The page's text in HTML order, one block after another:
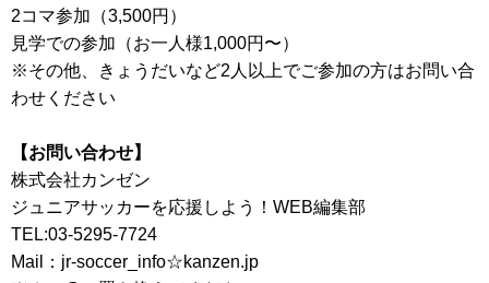
2コマ参加（3,500円）
見学での参加（お一人様1,000円〜）
※その他、きょうだいなど2人以上でご参加の方はお問い合
わせください
【お問い合わせ】
株式会社カンゼン
ジュニアサッカーを応援しよう！WEB編集部
TEL:03-5295-7724
Mail：jr-soccer_info☆kanzen.jp